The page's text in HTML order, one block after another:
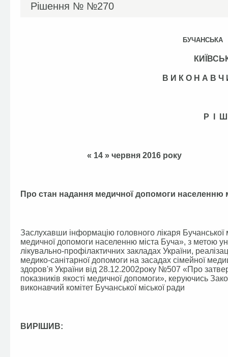
Рішення № №270
В И К О Н А В
Р І
« 14 » червня
Про стан надання медичної допомоги населенню
Заслухавши інформацію головного лікаря Бучанської
медичної допомоги населенню міста Буча», з метою
лікувально-профілактичних закладах України,
медико-санітарної допомоги на засадах сімейної
здоров'я України від 28.12.2002року №507 «Про
показників якості медичної допомоги», керуючись
виконавчий комітет Бучанської міської ради
ВИРІШИВ: